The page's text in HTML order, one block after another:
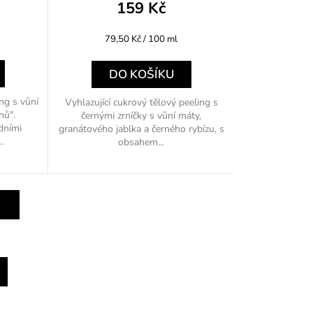
s vůní
159 Kč
Měrná
79,50 Kč / 100 ml
DO KOŠÍKU
Vyhlazující cukrový tělový peeling s
černými zrníčky s vůní máty,
granátového jablka a černého rybízu, s
obsahem...